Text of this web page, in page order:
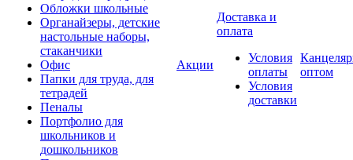
Обложки школьные
Органайзеры, детские
настольные наборы,
стаканчики
Офис
Папки для труда, для
тетрадей
Пеналы
Портфолио для
школьников и
дошкольников
Акции
Доставка и
оплата
Условия
оплаты
Условия
доставки
оптом